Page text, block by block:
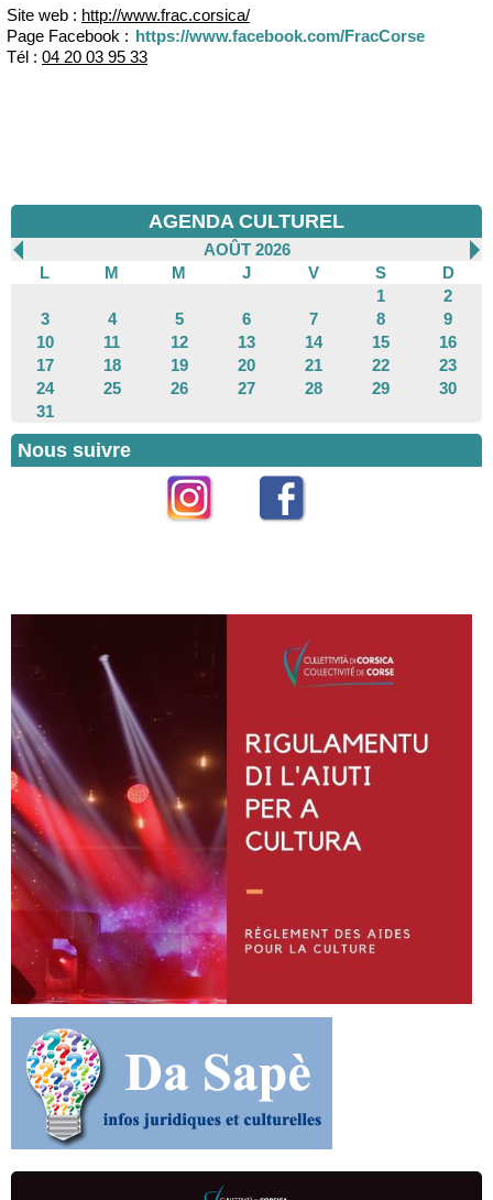
Site web : http://www.frac.corsica/
Page Facebook : https://www.facebook.com/FracCorse
Tél : 04 20 03 95 33
AGENDA CULTUREL
AOÛT 2026
L
M M J V S
D
1
2
3
4 5 6 7 8
9
10
11 12 13 14 15
16
17
18 19 20 21 22
23
24
25 26 27 28 29
30
31
Nous suivre